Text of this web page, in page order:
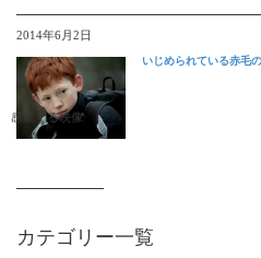
2014年6月2日
感動する映像
いじめられている赤毛
カテゴリー一覧